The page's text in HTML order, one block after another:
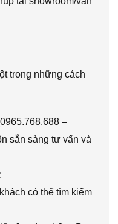
trong những cách
–
sẵn sàng tư vấn và
có thể tìm kiếm